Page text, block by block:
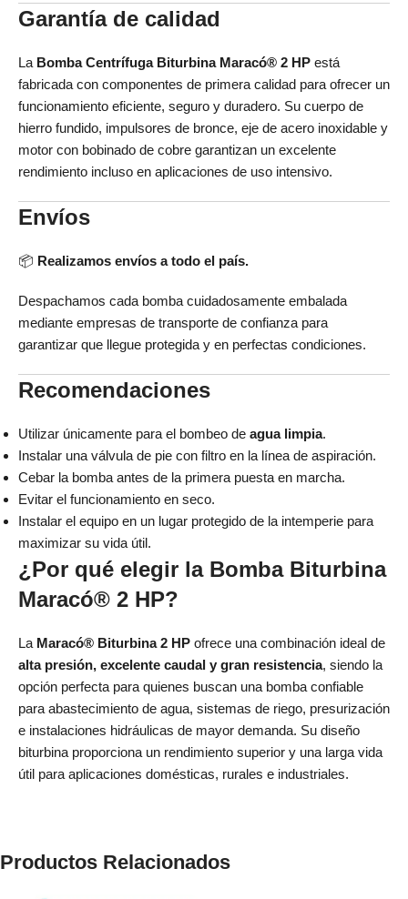
Garantía de calidad
La Bomba Centrífuga Biturbina Maracó® 2 HP está
fabricada con componentes de primera calidad para ofrecer un
funcionamiento eficiente, seguro y duradero. Su cuerpo de
hierro fundido, impulsores de bronce, eje de acero inoxidable y
motor con bobinado de cobre garantizan un excelente
rendimiento incluso en aplicaciones de uso intensivo.
Envíos
📦 Realizamos envíos a todo el país.
Despachamos cada bomba cuidadosamente embalada
mediante empresas de transporte de confianza para
garantizar que llegue protegida y en perfectas condiciones.
Recomendaciones
Utilizar únicamente para el bombeo de agua limpia.
Instalar una válvula de pie con filtro en la línea de aspiración.
Cebar la bomba antes de la primera puesta en marcha.
Evitar el funcionamiento en seco.
Instalar el equipo en un lugar protegido de la intemperie para
maximizar su vida útil.
¿Por qué elegir la Bomba Biturbina
Maracó® 2 HP?
La Maracó® Biturbina 2 HP ofrece una combinación ideal de
alta presión, excelente caudal y gran resistencia, siendo la
opción perfecta para quienes buscan una bomba confiable
para abastecimiento de agua, sistemas de riego, presurización
e instalaciones hidráulicas de mayor demanda. Su diseño
biturbina proporciona un rendimiento superior y una larga vida
útil para aplicaciones domésticas, rurales e industriales.
Productos Relacionados